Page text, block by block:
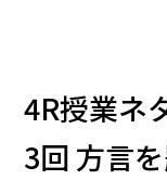
4R授業ネ
3回 方言